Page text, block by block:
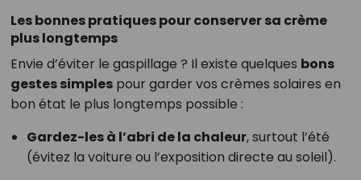
Les bonnes pratiques pour conserver sa crème
plus longtemps
Envie d’éviter le gaspillage ? Il existe quelques bons
gestes simplespour garder vos crèmes solaires en
bon état le plus longtemps possible :
Gardez-les à l’abri de la chaleur, surtout l’été
(évitez la voiture ou l’exposition directe au soleil).